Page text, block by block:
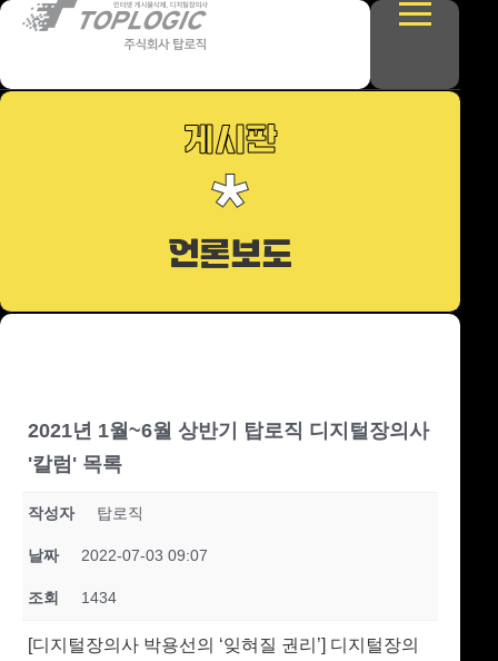
게시판
언론보도
2021년 1월~6월 상반기 탑로직 디지털장의사
'칼럼' 목록
작성자 탑로직
날짜 2022-07-03 09:07
조회 1434
[디지털장의사 박용선의 ‘잊혀질 권리’] 디지털장의